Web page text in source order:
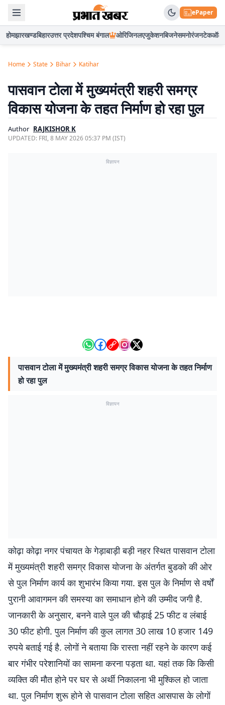
ePaper
होमझारखण्डबिहारउत्तर प्रदेशपश्चिम बंगाल ओरिजिनलएजुकेशनबिजनेसमनोरंजनटेकऑटो
Home State Bihar Katihar
पासवान टोला में मुख्यमंत्री शहरी समग्र
विकास योजना के तहत निर्माण हो रहा पुल
Author RAJKISHOR K
UPDATED: FRI, 8 MAY 2026 05:37 PM (IST)
विज्ञापन
पासवान टोला में मुख्यमंत्री शहरी समग्र विकास योजना के तहत निर्माण
हो रहा पुल
विज्ञापन
कोढ़ा कोढ़ा नगर पंचायत के गेड़ाबाड़ी बड़ी नहर स्थित पासवान टोला
में मुख्यमंत्री शहरी समग्र विकास योजना के अंतर्गत बुडको की ओर
से पुल निर्माण कार्य का शुभारंभ किया गया. इस पुल के निर्माण से वर्षों
पुरानी आवागमन की समस्या का समाधान होने की उम्मीद जगी है.
जानकारी के अनुसार, बनने वाले पुल की चौड़ाई 25 फीट व लंबाई
30 फीट होगी. पुल निर्माण की कुल लागत 30 लाख 10 हजार 149
रुपये बताई गई है. लोगों ने बताया कि रास्ता नहीं रहने के कारण कई
बार गंभीर परेशानियों का सामना करना पड़ता था. यहां तक कि किसी
व्यक्ति की मौत होने पर घर से अर्थी निकालना भी मुश्किल हो जाता
था. पुल निर्माण शुरू होने से पासवान टोला सहित आसपास के लोगों